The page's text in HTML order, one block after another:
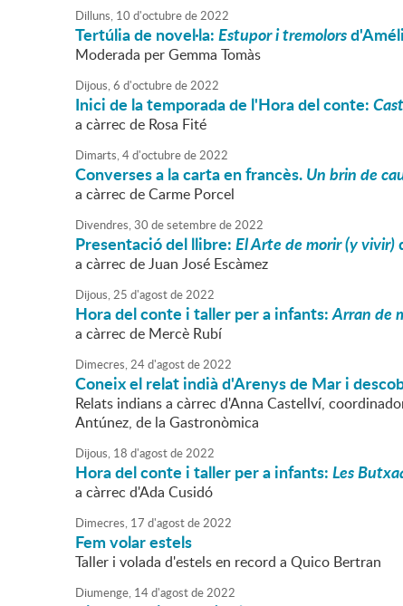
Dilluns, 10 d'octubrede2022
Tertúlia de novel·la:Estupor i tremolors
Moderada per Gemma Tomàs
Dijous,6 d'octubrede2022
Inici de la temporada de l'Hora del conte:
a càrrec de Rosa Fité
Dimarts,4d'octubrede2022
Converses a la carta en francès.Un brin de
a càrrec de Carme Porcel
Divendres,30 desetembrede2022
Presentació del llibre:El Arte de morir (y vivir)
a càrrec de Juan José Escàmez
Dijous,25 d'agostde2022
Hora del conte i taller per a infants:Arran de
a càrrec de Mercè Rubí
Dimecres,24d'agostde2022
Coneix el relat indià d'Arenys de Mar i
Relats indians a càrrec d'Anna Castellví,
Antúnez, de la Gastronòmica
Dijous, 18 d'agostde2022
Hora del conte i taller per a infants:Les
a càrrec d'Ada Cusidó
Dimecres, 17 d'agostde2022
Fem volar estels
Taller i volada d'estels en record a Quico Bertran
Diumenge, 14d'agostde2022